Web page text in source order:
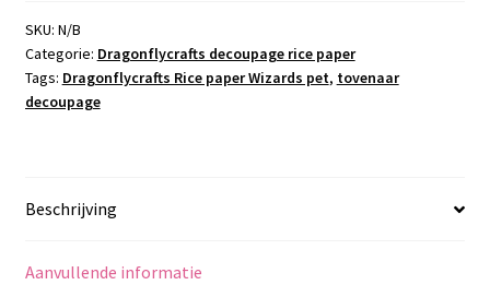
aantal
SKU: N/B
Categorie: Dragonflycrafts decoupage rice paper
Tags: Dragonflycrafts Rice paper Wizards pet, tovenaar
decoupage
Beschrijving
Aanvullende informatie